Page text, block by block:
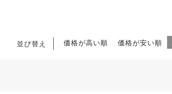
並び替え 価格が高い順 価格が安い順